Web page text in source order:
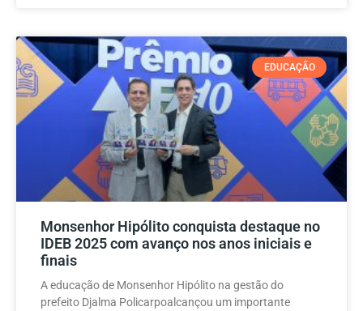
EDUCAÇÃO
Monsenhor Hipólito conquista destaque no
IDEB 2025 com avanço nos anos iniciais e
finais
A educação de Monsenhor Hipólito na gestão do
prefeito Djalma Policarpoalcançou um importante